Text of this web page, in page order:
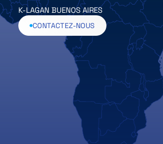
K-LAGAN BUENOS AIRES
CONTACTEZ-NOUS